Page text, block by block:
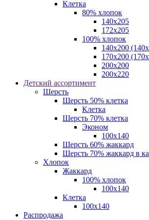
Клетка
80% хлопок
140x205
172х205
100% хлопок
140x200
170x200
200х200
200х220
Детский ассортимент
Шерсть
Шерсть 50% клетка
Клетка
Шерсть 70% клетка
Эконом
100x140
Шерсть 60% жаккард
Шерсть 70% жаккард в
Хлопок
Жаккард
100% хлопок
100x140
Клетка
100х140
Распродажа